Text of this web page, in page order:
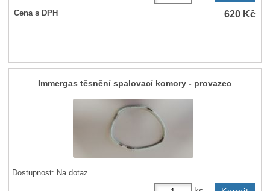
Cena s DPH 620 Kč
Immergas těsnění spalovací komory - provazec
Dostupnost: Na dotaz